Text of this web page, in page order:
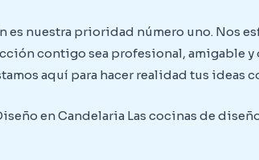
nuestra prioridad número uno. Nos
contigo sea profesional, amigable y
aquí para hacer realidad tus ideas
en Candelaria Las cocinas de